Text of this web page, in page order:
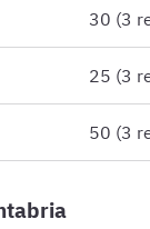
30 (3
25 (3
50 (3